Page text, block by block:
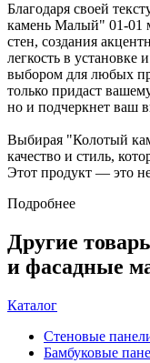
Благодаря своей
камень Малый" 01-01
стен, создания
легкость в установке
выбором для любых
только придаст
но и подчеркнет ваш
Выбирая "Колотый
качество и стиль,
Этот продукт — это
Подробнее
Другие
и фасадные
Каталог
Стеновые
Бамбуковые